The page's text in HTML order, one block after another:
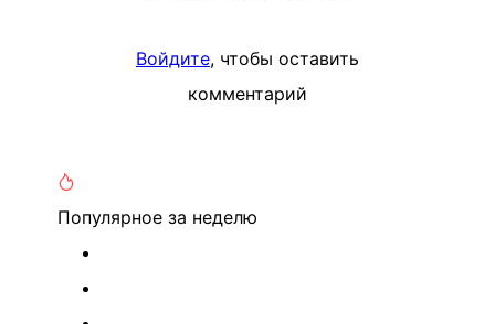
Войдите, чтобы оставить
комментарий
Популярное за неделю